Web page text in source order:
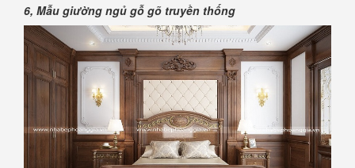
6, Mẫu giường ngủ gỗ gõ truyền thống